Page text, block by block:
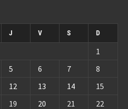
J V S D
1
5 6 7
8
12 13 14
15
19 20 21
22